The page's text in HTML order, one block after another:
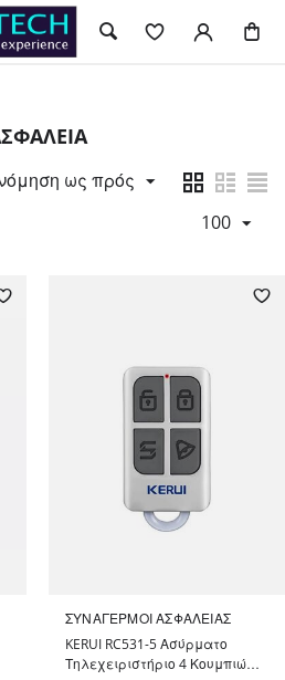
ως πρός
100
ΣΥΝΑΓΕΡΜΟΊ ΑΣΦΑΛΕΊΑΣ
KERUI RC531-5 Ασύρματο
Τηλεχειριστήριο 4 Κουμπιών